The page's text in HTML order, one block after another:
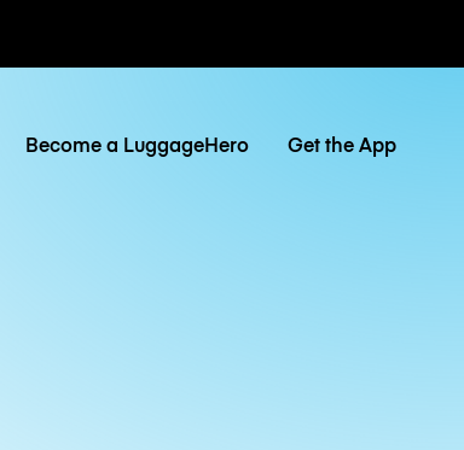
Become a LuggageHero Get the App